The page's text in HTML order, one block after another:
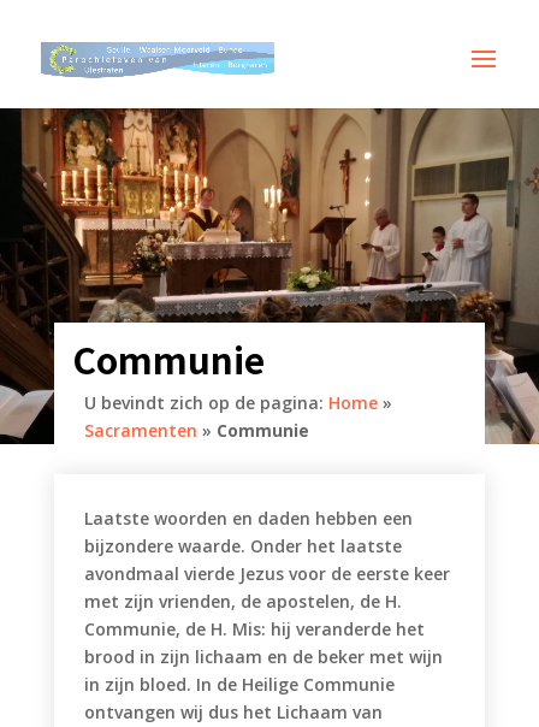
Communie
U bevindt zich op de pagina: Home»
Sacramenten » Communie
Laatste woorden en daden hebben een
bijzondere waarde. Onder het laatste
avondmaal vierde Jezus voor de eerste keer
met zijn vrienden, de apostelen, de H.
Communie, de H. Mis: hij veranderde het
brood in zijn lichaam en de beker met wijn
in zijn bloed. In de Heilige Communie
ontvangen wij dus het Lichaam van